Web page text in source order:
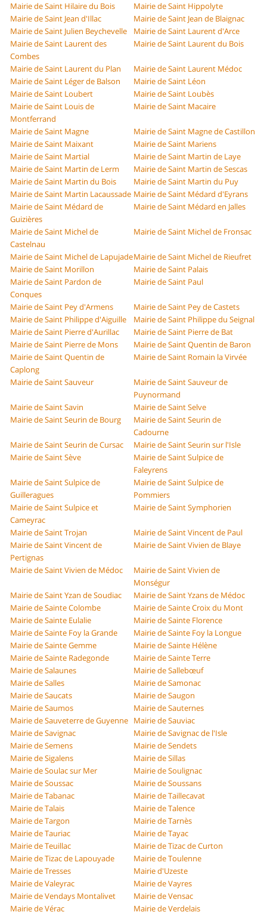
Mairie de Saint Hilaire du Bois
Mairie de Saint Hippolyte
Mairie de Saint Jean d'Illac
Mairie de Saint Jean de Blaignac
Mairie de Saint Julien Beychevelle
Mairie de Saint Laurent d'Arce
Mairie de Saint Laurent des
Combes
Mairie de Saint Laurent du Bois
Mairie de Saint Laurent du Plan
Mairie de Saint Laurent Médoc
Mairie de Saint Léger de Balson
Mairie de Saint Léon
Mairie de Saint Loubert
Mairie de Saint Loubès
Mairie de Saint Louis de
Montferrand
Mairie de Saint Macaire
Mairie de Saint Magne
Mairie de Saint Magne de Castillon
Mairie de Saint Maixant
Mairie de Saint Mariens
Mairie de Saint Martial
Mairie de Saint Martin de Laye
Mairie de Saint Martin de Lerm
Mairie de Saint Martin de Sescas
Mairie de Saint Martin du Bois
Mairie de Saint Martin du Puy
Mairie de Saint Martin Lacaussade Mairie de Saint Médard d'Eyrans
Mairie de Saint Médard de
Guizières
Mairie de Saint Médard en Jalles
Mairie de Saint Michel de
Castelnau
Mairie de Saint Michel de Fronsac
Mairie de Saint Michel de LapujadeMairie de Saint Michel de Rieufret
Mairie de Saint Morillon
Mairie de Saint Palais
Mairie de Saint Pardon de
Conques
Mairie de Saint Paul
Mairie de Saint Pey d'Armens
Mairie de Saint Pey de Castets
Mairie de Saint Philippe d'Aiguille
Mairie de Saint Philippe du Seignal
Mairie de Saint Pierre d'Aurillac
Mairie de Saint Pierre de Bat
Mairie de Saint Pierre de Mons
Mairie de Saint Quentin de Baron
Mairie de Saint Quentin de
Caplong
Mairie de Saint Romain la Virvée
Mairie de Saint Sauveur
Mairie de Saint Sauveur de
Puynormand
Mairie de Saint Savin
Mairie de Saint Selve
Mairie de Saint Seurin de Bourg
Mairie de Saint Seurin de
Cadourne
Mairie de Saint Seurin de Cursac
Mairie de Saint Seurin sur l'Isle
Mairie de Saint Sève
Mairie de Saint Sulpice de
Faleyrens
Mairie de Saint Sulpice de
Guilleragues
Mairie de Saint Sulpice de
Pommiers
Mairie de Saint Sulpice et
Cameyrac
Mairie de Saint Symphorien
Mairie de Saint Trojan
Mairie de Saint Vincent de Paul
Mairie de Saint Vincent de
Pertignas
Mairie de Saint Vivien de Blaye
Mairie de Saint Vivien de Médoc
Mairie de Saint Vivien de
Monségur
Mairie de Saint Yzan de Soudiac
Mairie de Saint Yzans de Médoc
Mairie de Sainte Colombe
Mairie de Sainte Croix du Mont
Mairie de Sainte Eulalie
Mairie de Sainte Florence
Mairie de Sainte Foy la Grande
Mairie de Sainte Foy la Longue
Mairie de Sainte Gemme
Mairie de Sainte Hélène
Mairie de Sainte Radegonde
Mairie de Sainte Terre
Mairie de Salaunes
Mairie de Sallebœuf
Mairie de Salles
Mairie de Samonac
Mairie de Saucats
Mairie de Saugon
Mairie de Saumos
Mairie de Sauternes
Mairie de Sauveterre de Guyenne Mairie de Sauviac
Mairie de Savignac
Mairie de Savignac de l'Isle
Mairie de Semens
Mairie de Sendets
Mairie de Sigalens
Mairie de Sillas
Mairie de Soulac sur Mer
Mairie de Soulignac
Mairie de Soussac
Mairie de Soussans
Mairie de Tabanac
Mairie de Taillecavat
Mairie de Talais
Mairie de Talence
Mairie de Targon
Mairie de Tarnès
Mairie de Tauriac
Mairie de Tayac
Mairie de Teuillac
Mairie de Tizac de Curton
Mairie de Tizac de Lapouyade
Mairie de Toulenne
Mairie de Tresses
Mairie d'Uzeste
Mairie de Valeyrac
Mairie de Vayres
Mairie de Vendays Montalivet
Mairie de Vensac
Mairie de Vérac
Mairie de Verdelais